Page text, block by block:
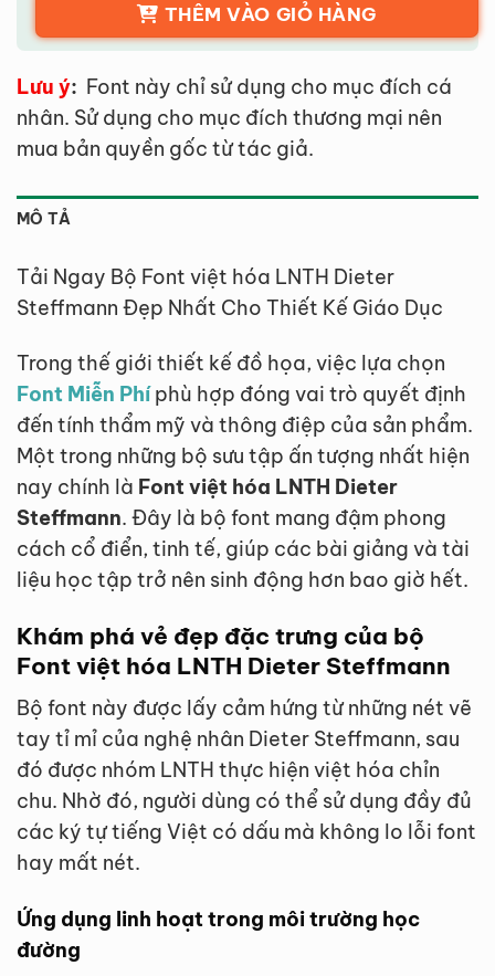
THÊM VÀO GIỎ HÀNG
Lưu ý: Font này chỉ sử dụng cho mục đích cá
nhân. Sử dụng cho mục đích thương mại nên
mua bản quyền gốc từ tác giả.
MÔ TẢ
Tải Ngay Bộ Font việt hóa LNTH Dieter
Steffmann Đẹp Nhất Cho Thiết Kế Giáo Dục
Trong thế giới thiết kế đồ họa, việc lựa chọn
Font Miễn Phíphù hợp đóng vai trò quyết định
đến tính thẩm mỹ và thông điệp của sản phẩm.
Một trong những bộ sưu tập ấn tượng nhất hiện
nay chính là Font việt hóa LNTH Dieter
Steffmann. Đây là bộ font mang đậm phong
cách cổ điển, tinh tế, giúp các bài giảng và tài
liệu học tập trở nên sinh động hơn bao giờ hết.
Khám phá vẻ đẹp đặc trưng của bộ
Font việt hóa LNTH Dieter Steffmann
Bộ font này được lấy cảm hứng từ những nét vẽ
tay tỉ mỉ của nghệ nhân Dieter Steffmann, sau
đó được nhóm LNTH thực hiện việt hóa chỉn
chu. Nhờ đó, người dùng có thể sử dụng đầy đủ
các ký tự tiếng Việt có dấu mà không lo lỗi font
hay mất nét.
Ứng dụng linh hoạt trong môi trường học
đường